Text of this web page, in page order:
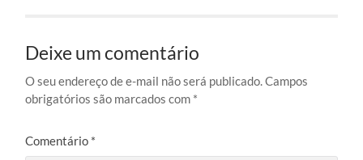
Deixe um comentário
O seu endereço de e-mail não será publicado.Campos
obrigatórios são marcados com *
Comentário *